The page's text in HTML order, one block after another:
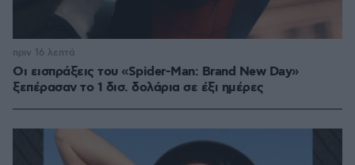
Οι εισπράξεις του «Spider-Man: Brand New Day»
ξεπέρασαν το 1 δισ. δολάρια σε έξι ημέρες
πριν 16 λεπτά